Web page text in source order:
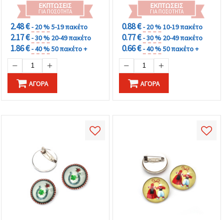
προτιμήσεις
σας στις
ρυθμίσεις
επιλέγοντας
δεδομένο
τύπο
cookies και
κλικ στο
κουμπί
Αποθήκευση.
Ρυθμίσεις
ΕΚΠΤΏΣΕΙΣ
ΓΙΑ ΠΟΣΌΤΗΤΑ
2.48 €- 20 %5-19 πακέτο
2.17 €- 30 % 20-49 πακέτο
1.86 €- 40 %50 πακέτο +
ΑΓΟΡΆ
ΕΚΠΤΏΣΕΙΣ
ΓΙΑ ΠΟΣΌΤΗΤΑ
0.88 €- 20 %10-19 πακέτο
0.77 €- 30 % 20-49 πακέτο
0.66 €- 40 %50 πακέτο +
ΑΓΟΡΆ